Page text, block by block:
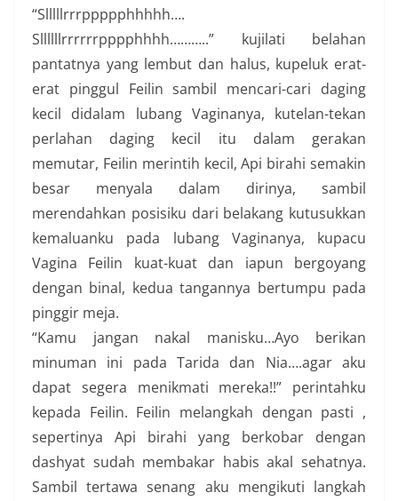
“Slllllrrrppppphhhhh….
Sllllllrrrrrrpppphhhh………..” kujilati belahan
pantatnya yang lembut dan halus, kupeluk erat-
erat pinggul Feilin sambil mencari-cari daging
kecil didalam lubang Vaginanya, kutelan-tekan
perlahan daging kecil itu dalam gerakan
memutar, Feilin merintih kecil, Api birahi semakin
besar menyala dalam dirinya, sambil
merendahkan posisiku dari belakang kutusukkan
kemaluanku pada lubang Vaginanya, kupacu
Vagina Feilin kuat-kuat dan iapun bergoyang
dengan binal, kedua tangannya bertumpu pada
pinggir meja.
“Kamu jangan nakal manisku…Ayo berikan
minuman ini pada Tarida dan Nia….agar aku
dapat segera menikmati mereka!!” perintahku
kepada Feilin. Feilin melangkah dengan pasti ,
sepertinya Api birahi yang berkobar dengan
dashyat sudah membakar habis akal sehatnya.
Sambil tertawa senang aku mengikuti langkah